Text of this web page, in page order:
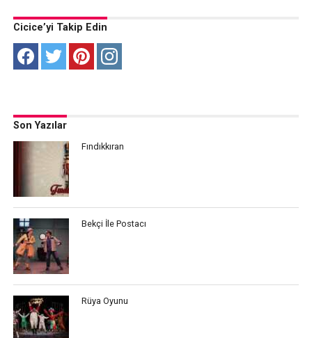
Cicice’yi Takip Edin
Son Yazılar
Fındıkkıran
Bekçi İle Postacı
Rüya Oyunu